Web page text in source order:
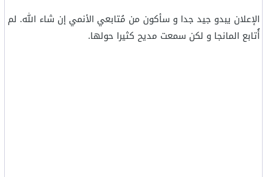
الإعلان يبدو جيد جدا و سأكون من مُتابعي الأنمي إن شاء الله. لم
أُتابع المانجا و لكن سمعت مديح كثيرا حولها.